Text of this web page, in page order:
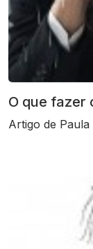
O que fazer
Artigo de